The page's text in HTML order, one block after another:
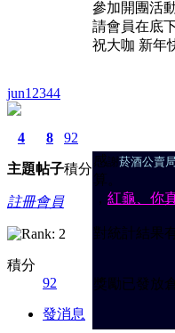
jun12344
4
主題
8
帖子
92
積分
註冊會員
積分
92
發消息
參加開團活
請會員在底
祝大咖 新年
感謝 菸酒公賣局
算。
， 紅龜、你
對統計結果
獎勵已發放